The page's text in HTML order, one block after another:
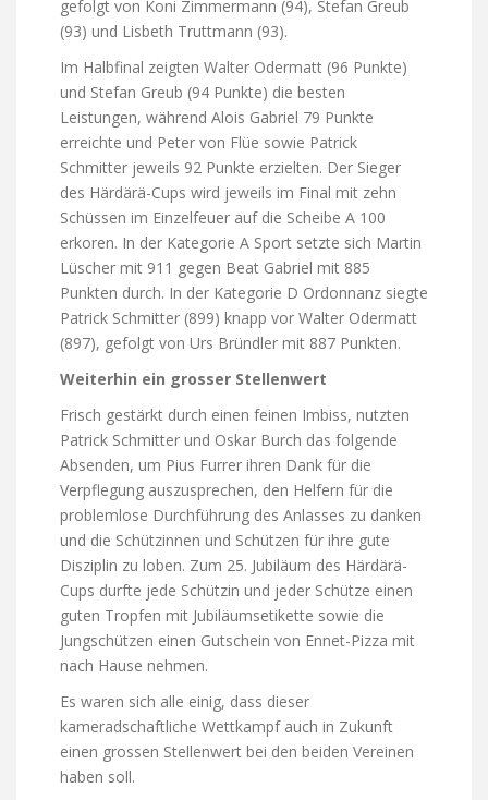
gefolgt von Koni Zimmermann (94), Stefan Greub
(93) und Lisbeth Truttmann (93).
Im Halbfinal zeigten Walter Odermatt (96 Punkte)
und Stefan Greub (94 Punkte) die besten
Leistungen, während Alois Gabriel 79 Punkte
erreichte und Peter von Flüe sowie Patrick
Schmitter jeweils 92 Punkte erzielten. Der Sieger
des Härdärä-Cups wird jeweils im Final mit zehn
Schüssen im Einzelfeuer auf die Scheibe A 100
erkoren. In der Kategorie A Sport setzte sich Martin
Lüscher mit 911 gegen Beat Gabriel mit 885
Punkten durch. In der Kategorie D Ordonnanz siegte
Patrick Schmitter (899) knapp vor Walter Odermatt
(897), gefolgt von Urs Bründler mit 887 Punkten.
Weiterhin ein grosser Stellenwert
Frisch gestärkt durch einen feinen Imbiss, nutzten
Patrick Schmitter und Oskar Burch das folgende
Absenden, um Pius Furrer ihren Dank für die
Verpflegung auszusprechen, den Helfern für die
problemlose Durchführung des Anlasses zu danken
und die Schützinnen und Schützen für ihre gute
Disziplin zu loben. Zum 25. Jubi­läum des Härdärä-
Cups durfte jede Schützin und jeder Schütze einen
guten Tropfen mit Jubiläumsetikette sowie die
Jungschützen einen Gutschein von Ennet-Pizza mit
nach Hause nehmen.
Es waren sich alle einig, dass dieser
kameradschaftliche Wettkampf auch in Zukunft
einen grossen Stellenwert bei den beiden Vereinen
haben soll.